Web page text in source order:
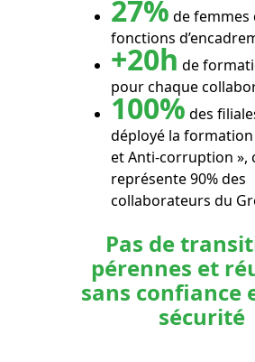
27% de femmes
fonctions
+20h de
pour chaque
100% des
déployé la
et Anti-corruption »,
représente 90% des
collaborateurs du
Pas de
pérennes et
sans confiance
sécurité